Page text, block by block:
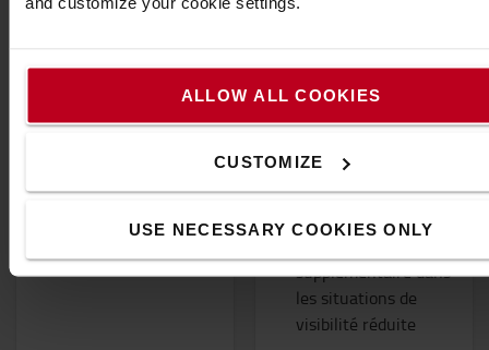
ALLOW ALL COOKIES
CUSTOMIZE
USE NECESSARY COOKIES ONLY
housse de siège
Augmente la durée
de vie de votre siège
V
par exemple pour la
circulation routière
est normal
(environnement
résidentiel urbain)
supplémentaire dans
les situations de
visibilité réduite